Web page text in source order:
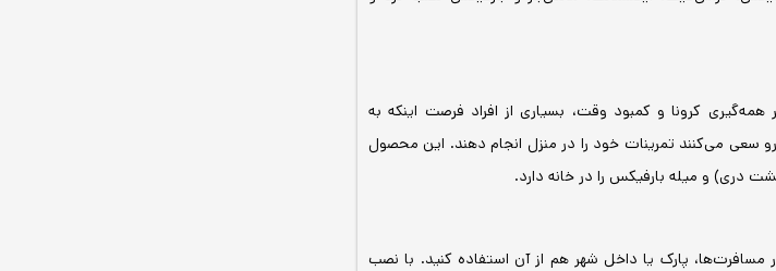
کرونا و کمبود وقت، بسیاری از افراد فرصت اینکه به
رو سعی می‌کنند تمرینات خود را در منزل انجام دهند. این محصول
و میله بارفیکس را در خانه دارد.
پارک یا داخل شهر هم از آن استفاده کنید. با نصب